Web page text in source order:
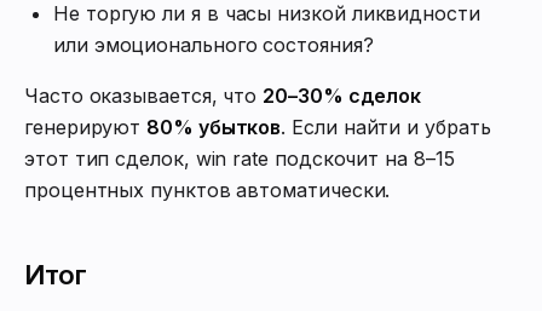
Не торгую ли я в часы низкой ликвидности
или эмоционального состояния?
Часто оказывается, что 20–30% сделок
генерируют 80% убытков. Если найти и убрать
этот тип сделок, win rate подскочит на 8–15
процентных пунктов автоматически.
Итог